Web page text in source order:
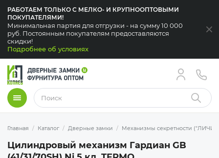
РАБОТАЕМ ТОЛЬКО С МЕЛКО- И КРУПНООПТОВЫМИ
ПОКУПАТЕЛЯМИ!
Минимальная партия для отгрузки - на сумму 10 000
руб. Постоянным покупателям предоставляются
скидки!
Подробнее об условиях
Меню Найти
Главная Каталог Дверные замки Механизмы секретности
Цилиндровый механизм Гардиан GB